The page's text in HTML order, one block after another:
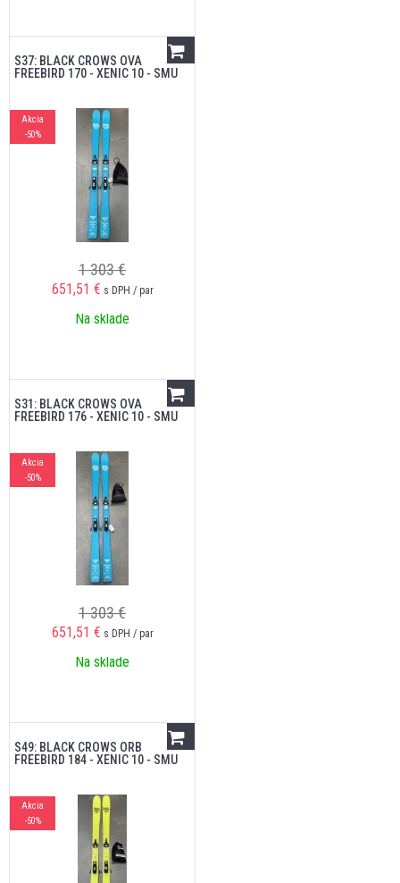
S37: BLACK CROWS OVA
FREEBIRD 170 - XENIC 10 - SMU
Akcia
-50%
1 303 €
651,51 € s DPH / par
Na sklade
S31: BLACK CROWS OVA
FREEBIRD 176 - XENIC 10 - SMU
Akcia
-50%
1 303 €
651,51 € s DPH / par
Na sklade
S49: BLACK CROWS ORB
FREEBIRD 184 - XENIC 10 - SMU
Akcia
-50%